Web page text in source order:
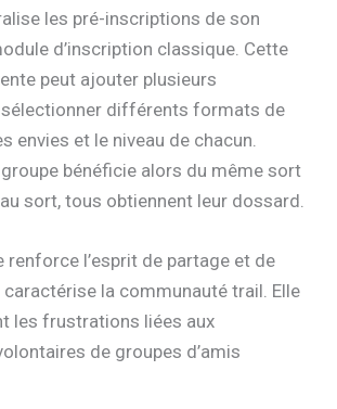
les pré-inscriptions de son
d’inscription classique. Cette
peut ajouter plusieurs
différents formats de
envies et le niveau de chacun.
groupe bénéficie alors du même sort
au sort, tous obtiennent leur dossard.
renforce l’esprit de partage et de
la communauté trail. Elle
les frustrations liées aux
de groupes d’amis